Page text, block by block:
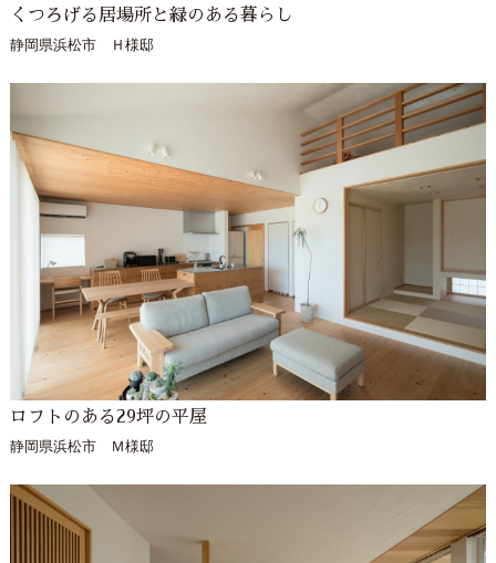
くつろげる居場所と緑のある暮らし
静岡県浜松市 Ｈ様邸
ロフトのある29坪の平屋
静岡県浜松市 Ｍ様邸